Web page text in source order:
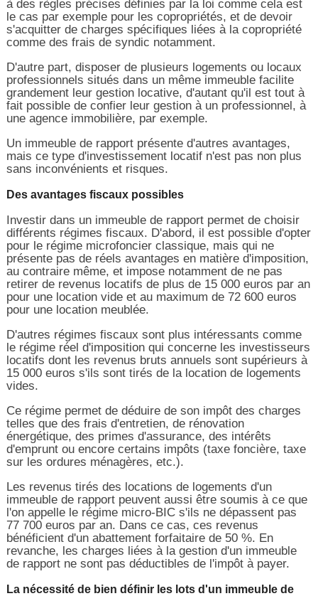
à des règles précises définies par la loi comme cela est
le cas par exemple pour les copropriétés, et de devoir
s'acquitter de charges spécifiques liées à la copropriété
comme des frais de syndic notamment.
D'autre part, disposer de plusieurs logements ou locaux
professionnels situés dans un même immeuble facilite
grandement leur gestion locative, d'autant qu'il est tout à
fait possible de confier leur gestion à un professionnel, à
une agence immobilière, par exemple.
Un immeuble de rapport présente d'autres avantages,
mais ce type d'investissement locatif n'est pas non plus
sans inconvénients et risques.
Des avantages fiscaux possibles
Investir dans un immeuble de rapport permet de choisir
différents régimes fiscaux. D'abord, il est possible d'opter
pour le régime microfoncier classique, mais qui ne
présente pas de réels avantages en matière d'imposition,
au contraire même, et impose notamment de ne pas
retirer de revenus locatifs de plus de 15 000 euros par an
pour une location vide et au maximum de 72 600 euros
pour une location meublée.
D'autres régimes fiscaux sont plus intéressants comme
le régime réel d'imposition qui concerne les investisseurs
locatifs dont les revenus bruts annuels sont supérieurs à
15 000 euros s'ils sont tirés de la location de logements
vides.
Ce régime permet de déduire de son impôt des charges
telles que des frais d'entretien, de rénovation
énergétique, des primes d'assurance, des intérêts
d'emprunt ou encore certains impôts (taxe foncière, taxe
sur les ordures ménagères, etc.).
Les revenus tirés des locations de logements d'un
immeuble de rapport peuvent aussi être soumis à ce que
l'on appelle le régime micro-BIC s'ils ne dépassent pas
77 700 euros par an. Dans ce cas, ces revenus
bénéficient d'un abattement forfaitaire de 50 %. En
revanche, les charges liées à la gestion d'un immeuble
de rapport ne sont pas déductibles de l'impôt à payer.
La nécessité de bien définir les lots d'un immeuble de